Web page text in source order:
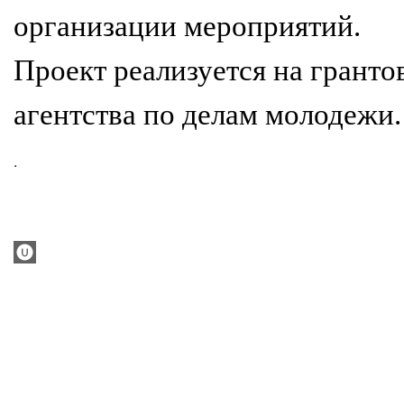
организации мероприятий.
Проект реализуется на
агентства по делам молодежи.
.